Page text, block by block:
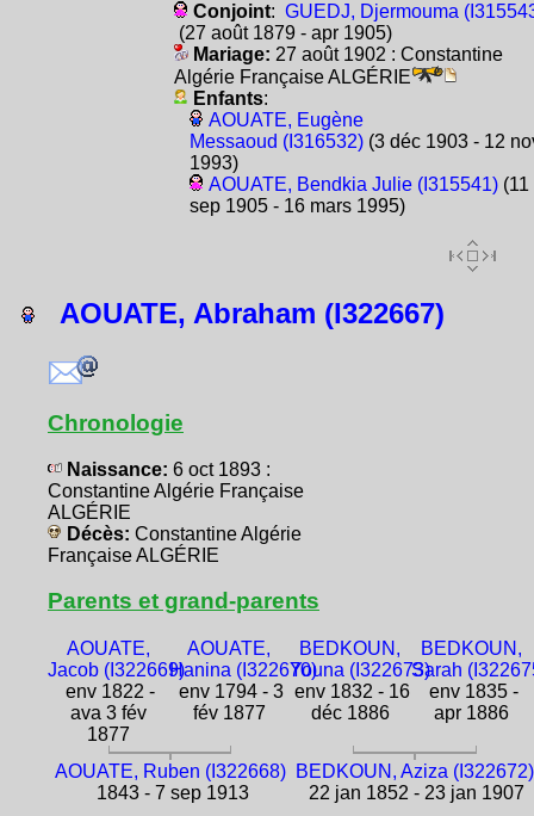
Conjoint: GUEDJ, Djermouma
(27 août 1879 - apr 1905)
Mariage: 27 août 1902 : Constantine
Algérie Française ALGÉRIE
Enfants:
AOUATE, Eugène
Messaoud (I316532)(3 déc 1903 - 12
1993)
AOUATE, Bendkia Julie (I315541)(11
sep 1905 - 16 mars 1995)
AOUATE, Abraham (I322667)
Chronologie
Naissance: 6 oct 1893 :
Constantine Algérie Française
ALGÉRIE
Décès: Constantine Algérie
Française ALGÉRIE
Parents et grand-parents
AOUATE,
Jacob (I322669)
env 1822 -
ava 3 fév
1877
AOUATE,
Hanina (I322670)
env 1794 - 3
fév 1877
BEDKOUN,
Youna (I322673)
env 1832 - 16
déc 1886
BEDKOUN,
Sarah
env 1835 -
apr 1886
AOUATE, Ruben (I322668)
1843 - 7 sep 1913
BEDKOUN, Aziza (I322672)
22 jan 1852 - 23 jan 1907